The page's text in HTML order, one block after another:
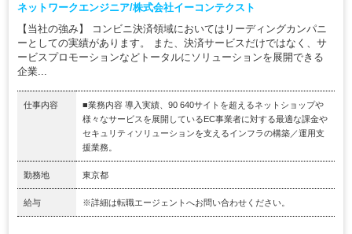
ネットワークエンジニア/株式会社イーコンテクスト
【当社の強み】 コンビニ決済領域においてはリーディングカンパニ
ーとしての実績があります。 また、決済サービスだけではなく、サ
ービスプロモーションなどトータルにソリューションを展開できる
企業...
仕事内容
■業務内容 導入実績、90 640サイトを超えるネットショップや
様々なサービスを展開しているEC事業者に対する最適な課金や
セキュリティソリューションを支えるインフラの構築／運用支
援業務。
勤務地 東京都
給与 ※詳細は転職エージェントへお問い合わせください。